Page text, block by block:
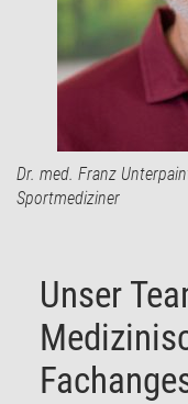
Dr. med. Franz
Sportmediziner
Unser